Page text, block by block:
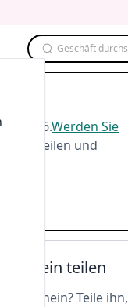
Geschäft
2026.Werden Sie
Teilen und
teilen
Teile